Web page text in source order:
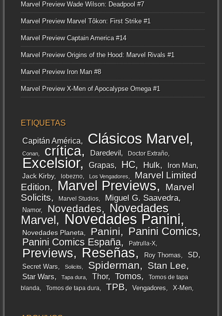
Marvel Preview Wade Wilson: Deadpool #7
Marvel Preview Marvel Tôkon: First Strike #1
Marvel Preview Captain America #14
Marvel Preview Origins of the Hood: Marvel Rivals #1
Marvel Preview Iron Man #8
Marvel Preview X-Men of Apocalypse Omega #1
ETIQUETAS
Capitán América Clásicos Marvel
Conan crítica Daredevil Doctor Extraño
Excelsior Grapas HC Hulk Iron Man
Jack Kirby lobezno Los Vengadores
Marvel Limited
Edition
Marvel Previews
Marvel
Solicits
Marvel Studios Miguel G. Saavedra
Namor Novedades
Novedades
Marvel
Novedades Panini
Novedades Planeta Panini Panini Comics
Panini Comics España Patrulla-X
Previews Reseñas Roy Thomas SD
Secret Wars Solicits Spiderman Stan Lee
Star Wars Tapa dura Thor Tomos
Tomos de tapa
blanda
Tomos de tapa dura TPB Vengadores X-Men